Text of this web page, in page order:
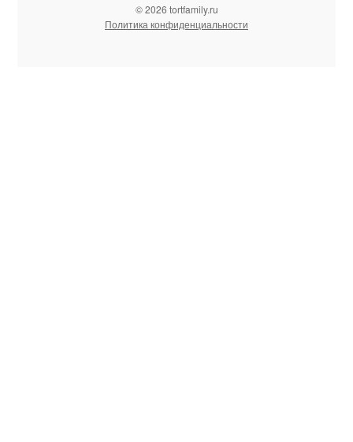
© 2026 tortfamily.ru
Политика конфиденциальности